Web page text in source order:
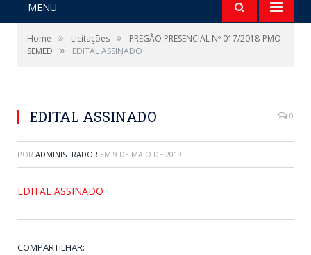
MENU
Home » Licitações »
PREGÃO PRESENCIAL Nº 017/2018-PMO-
SEMED
» EDITAL ASSINADO
EDITAL ASSINADO 0
POR ADMINISTRADOR EM 9 DE MAIO DE 2019
EDITAL ASSINADO
COMPARTILHAR: